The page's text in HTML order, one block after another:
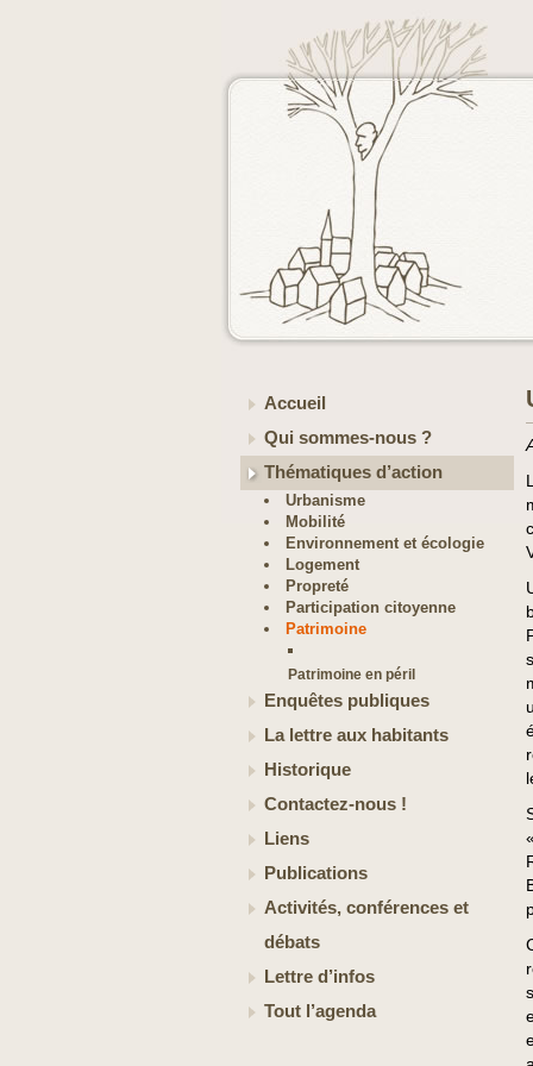
Accueil
Qui sommes-nous ?
Thématiques d’action
Urbanisme
Mobilité
Environnement et écologie
Logement
Propreté
Participation citoyenne
Patrimoine
Patrimoine en péril
Enquêtes publiques
La lettre aux habitants
Historique
Contactez-nous !
Liens
Publications
Activités, conférences et
débats
Lettre d’infos
Tout l’agenda